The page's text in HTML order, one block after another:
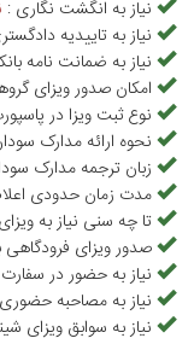
نیاز به انگشت نگاری :
نیاز به تاییدیه
نیاز به ضمانت نامه
امکان صدور ویزای
نوع ثبت ویزا در
نحوه ارائه مدارک
زبان ترجمه مدارک
مدت زمان حدودی
تا چه سنی نیاز به
صدور ویزای فرودگاهی
نیاز به حضور در
نیاز به مصاحبه
نیاز به سوابق ویزای